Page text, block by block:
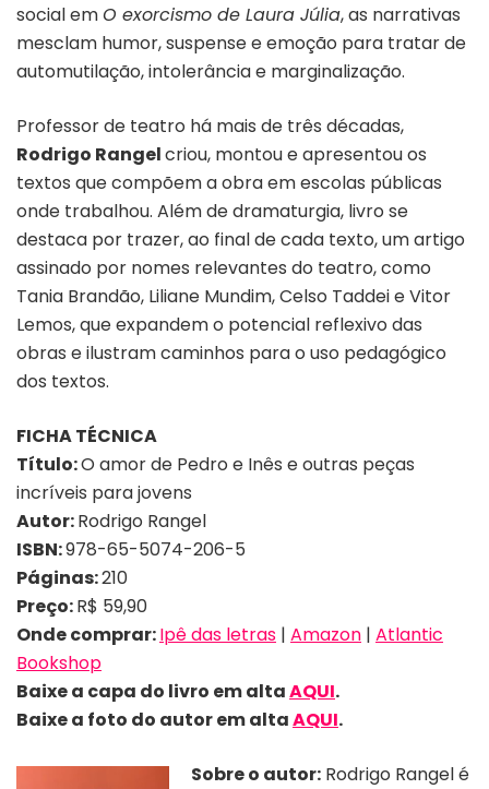
social emO exorcismo de Laura Júlia, as narrativas
mesclam humor, suspense e emoção para tratar de
automutilação, intolerância e marginalização.
Professor de teatro há mais de três décadas,
Rodrigo Rangelcriou, montou e apresentou os
textos que compõem a obra em escolas públicas
onde trabalhou. Além de dramaturgia, livro se
destaca por trazer, ao final de cada texto, um artigo
assinado por nomes relevantes do teatro, como
Tania Brandão, Liliane Mundim, Celso Taddei e Vitor
Lemos, que expandem o potencial reflexivo das
obras e ilustram caminhos para o uso pedagógico
dos textos.
FICHA TÉCNICA
Título:O amor de Pedro e Inês e outras peças
incríveis para jovens
Autor:Rodrigo Rangel
ISBN:978-65-5074-206-5
Páginas:210
Preço:R$ 59,90
Onde comprar:Ipê das letras | Amazon | Atlantic
Bookshop
Baixe a capa do livro em altaAQUI.
Baixe a foto do autorem altaAQUI.
Sobre o autor: Rodrigo Rangel é